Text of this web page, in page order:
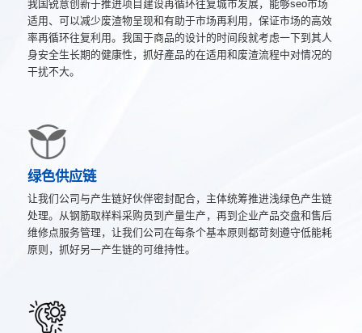
我国锐意创新于推进项目建设再循环往复城市发展，能够seo市场
适用、可以减少废渣物呈现和有助于市场再利用，保证市场的高效
率再循环往复利用。我国于商品的设计的时间段就考虑一下到其人
身安全生长期的健康性，抓好產品的在适用和废渣流程中对情况的
干扰不大。
绿色供应链
让我们公司与产生链好伙伴密封配合，主体统筹推进浅绿色产生链
处理。从钢筋取样料采购员到产量生产，再到企业产品交盘和售后
维修点服务管理，让我们公司在每条个基本原则都苛刻遵守低能耗
原则，抓好另一产生链的可维持性。